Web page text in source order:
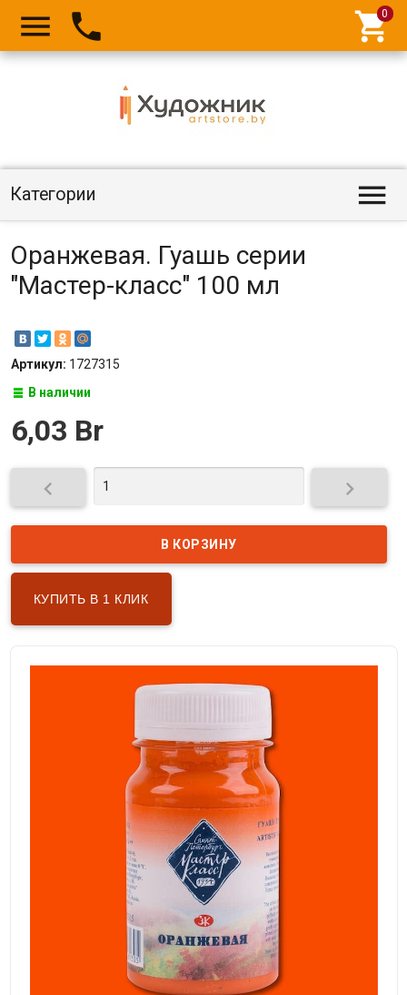
  
Категории 
Оранжевая. Гуашь серии
"Мастер-класс" 100 мл
Артикул: 1727315
В наличии
6,03 Br
 
КУПИТЬ В 1 КЛИК